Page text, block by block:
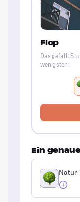
Flop
Das gefällt
wenigsten:
Ein